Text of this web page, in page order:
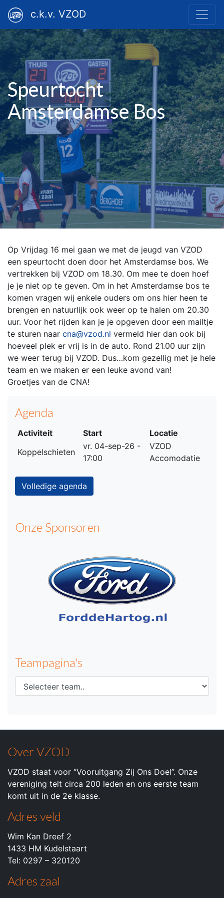
c.k.v. VZOD
Speurtocht
Amsterdamse Bos
Op Vrijdag 16 mei gaan we met de jeugd van VZOD
een speurtocht doen door het Amsterdamse bos. We
vertrekken bij VZOD om 18.30. Om mee te doen hoef
je je niet op te geven. Om in het Amsterdamse bos te
komen vragen wij enkele ouders om ons hier heen te
brengen en natuurlijk ook weer op te halen om 20.30
uur. Voor het rijden kan je je opgeven door een mailtje
te sturen naar cna@vzod.nl vermeld hier dan ook bij
hoeveel plek er vrij is in de auto. Rond 21.00 uur zijn
we weer terug bij VZOD. Dus…kom gezellig met je hele
team en we maken er een leuke avond van!
Groetjes van de CNA!
Agenda
Activiteit Start
Locatie
Koppelschieten
vr. 04-sep-26 -
17:00
VZOD
Accomodatie
Volledige agenda
Onze Sponsoren
Teampagina's
Over VZOD
VZOD staat voor “Vooruitgang Zij Ons Doel”. Onze
vereniging telt circa 200 leden en ons eerste team
komt uit in de 2e klasse.
Adres veld
Wim Kan Dreef 2
1433 HM Kudelstaart
Tel: 0297 – 320120
Adres zaal